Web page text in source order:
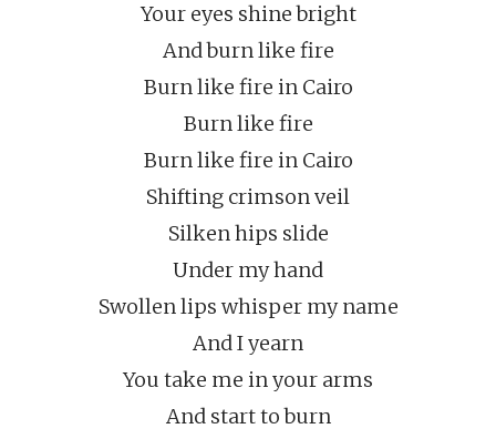
Your eyes shine bright
And burn like fire
Burn like fire in Cairo
Burn like fire
Burn like fire in Cairo
Shifting crimson veil
Silken hips slide
Under my hand
Swollen lips whisper my name
And I yearn
You take me in your arms
And start to burn